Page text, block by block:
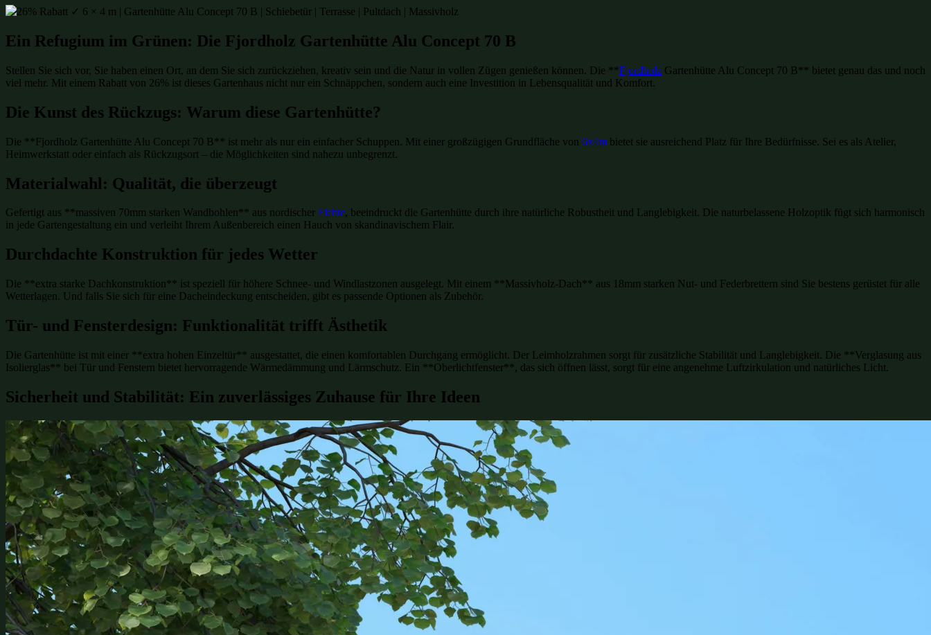
Ein Refugium im Grünen: Die Fjordholz Gartenhütte Alu Concept 70 B
Stellen Sie sich vor, Sie haben einen Ort, an dem Sie sich zurückziehen, kreativ sein und die Natur in vollen Zügen genießen können. Die **Fjordholz Gartenhütte Alu Concept 70 B** bietet genau das und noch
viel mehr. Mit einem Rabatt von 26% ist dieses Gartenhaus nicht nur ein Schnäppchen, sondern auch eine Investition in Lebensqualität und Komfort.
Die Kunst des Rückzugs: Warum diese Gartenhütte?
Die **Fjordholz Gartenhütte Alu Concept 70 B** ist mehr als nur ein einfacher Schuppen. Mit einer großzügigen Grundfläche von 6x4m bietet sie ausreichend Platz für Ihre Bedürfnisse. Sei es als Atelier,
Heimwerkstatt oder einfach als Rückzugsort – die Möglichkeiten sind nahezu unbegrenzt.
Materialwahl: Qualität, die überzeugt
Gefertigt aus **massiven 70mm starken Wandbohlen** aus nordischer Fichte, beeindruckt die Gartenhütte durch ihre natürliche Robustheit und Langlebigkeit. Die naturbelassene Holzoptik fügt sich harmonisch
in jede Gartengestaltung ein und verleiht Ihrem Außenbereich einen Hauch von skandinavischem Flair.
Durchdachte Konstruktion für jedes Wetter
Die **extra starke Dachkonstruktion** ist speziell für höhere Schnee- und Windlastzonen ausgelegt. Mit einem **Massivholz-Dach** aus 18mm starken Nut- und Federbrettern sind Sie bestens gerüstet für alle
Wetterlagen. Und falls Sie sich für eine Dacheindeckung entscheiden, gibt es passende Optionen als Zubehör.
Tür- und Fensterdesign: Funktionalität trifft Ästhetik
Die Gartenhütte ist mit einer **extra hohen Einzeltür** ausgestattet, die einen komfortablen Durchgang ermöglicht. Der Leimholzrahmen sorgt für zusätzliche Stabilität und Langlebigkeit. Die **Verglasung aus
Isolierglas** bei Tür und Fenstern bietet hervorragende Wärmedämmung und Lärmschutz. Ein **Oberlichtfenster**, das sich öffnen lässt, sorgt für eine angenehme Luftzirkulation und natürliches Licht.
Sicherheit und Stabilität: Ein zuverlässiges Zuhause für Ihre Ideen